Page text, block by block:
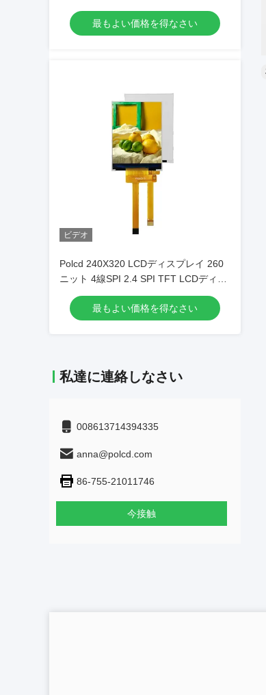
ISO9001
最もよい価格を得なさい
ビデオ
Polcd 240X320 LCDディスプレイ 260
ニット 4線SPI 2.4 SPI TFT LCDディス
プレイ
最もよい価格を得なさい
私達に連絡しなさい
008613714394335
anna@polcd.com
86-755-21011746
今接触